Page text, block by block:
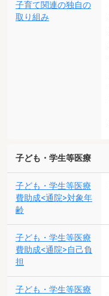
子育て関連の独自の
取り組み
子ども・学生等医療
子ども・学生等医療
費助成<通院>対象年
齢
子ども・学生等医療
費助成<通院>自己負
担
子ども・学生等医療